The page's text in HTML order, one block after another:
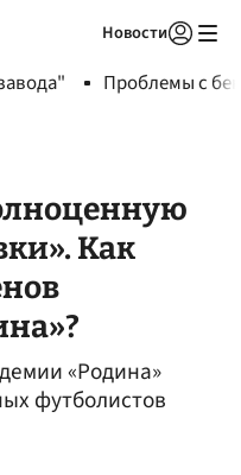
Новости
Проблемы с
Как
«Родина»
футболистов